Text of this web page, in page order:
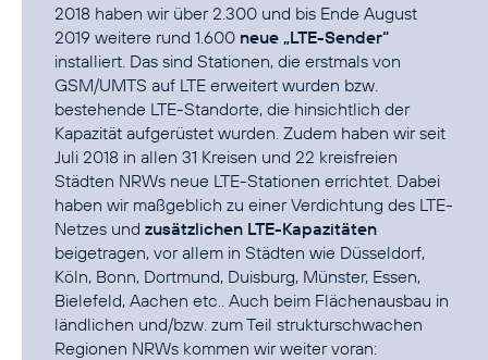
2018 haben wir über 2.300 und bis Ende August
2019 weitere rund 1.600 neue „LTE-Sender“
installiert. Das sind Stationen, die erstmals von
GSM/UMTS auf LTE erweitert wurden bzw.
bestehende LTE-Standorte, die hinsichtlich der
Kapazität aufgerüstet wurden. Zudem haben wir seit
Juli 2018 in allen 31 Kreisen und 22 kreisfreien
Städten NRWs neue LTE-Stationen errichtet. Dabei
haben wir maßgeblich zu einer Verdichtung des LTE-
Netzes und zusätzlichen LTE-Kapazitäten
beigetragen, vor allem in Städten wie Düsseldorf,
Köln, Bonn, Dortmund, Duisburg, Münster, Essen,
Bielefeld, Aachen etc.. Auch beim Flächenausbau in
ländlichen und/bzw. zum Teil strukturschwachen
Regionen NRWs kommen wir weiter voran: